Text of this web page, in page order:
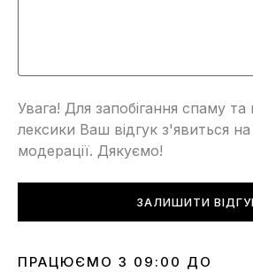
Увага! Для запобігання спаму та
лексики Ваш відгук з'явиться на
модерації. Дякуємо!
ЗАЛИШИТИ
ПРАЦЮЄМО З 09:00 ДО